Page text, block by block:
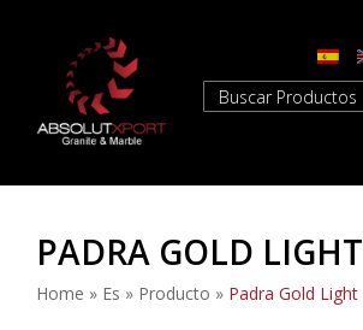
PADRA GOLD LIGHT
Home » Es » Producto » Padra Gold Light